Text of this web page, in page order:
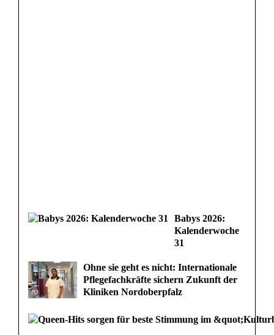
Babys 2026:
Kalenderwoche
31
Ohne sie geht es nicht: Internationale
Pflegefachkräfte sichern Zukunft der
Kliniken Nordoberpfalz